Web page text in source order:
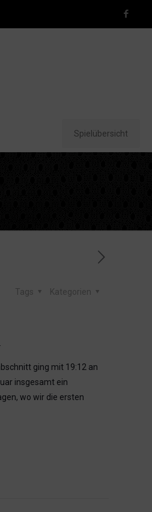
Spielübersicht
Kategorien
Tags
ging mit 19:12 an
insgesamt ein
wo wir die ersten